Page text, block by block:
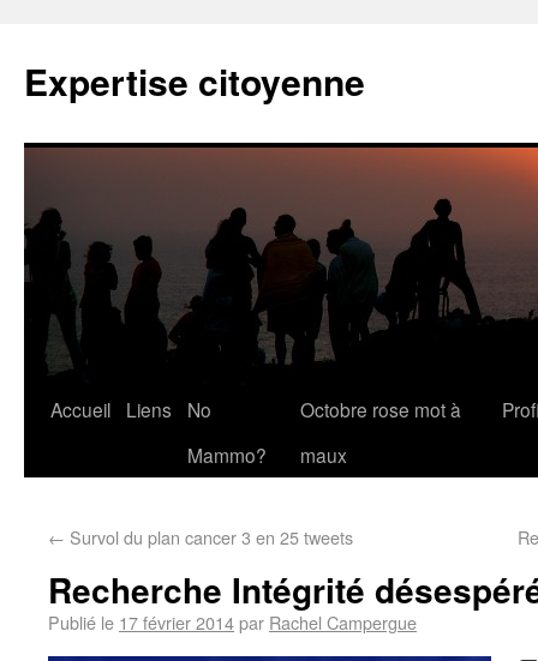
Expertise citoyenne
Accueil Liens
No
Mammo?
Octobre rose mot à
maux
← Survol du plan cancer 3 en 25 tweets
Recherche Intégrité
Publié le 17 février 2014par Rachel Campergue